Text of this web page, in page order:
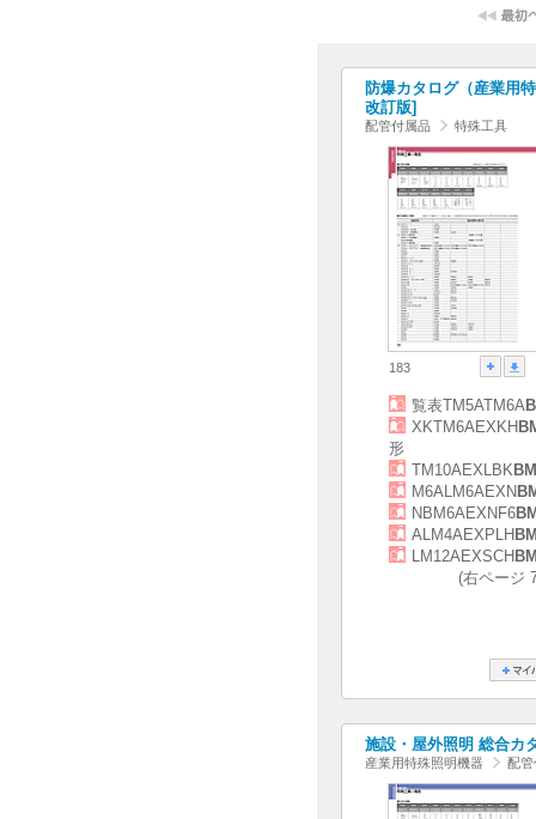
防爆カタログ（産業用
改訂版]
配管付属品 特殊工具
183
覧表TM5ATM6A
XKTM6AEXKH
形
TM10AEXLBK
M6ALM6AEXN
NBM6AEXNF6
ALM4AEXPLH
LM12AEXSCH
(右ページ
施設・屋外照明 総合カ
産業用特殊照明機器 配管